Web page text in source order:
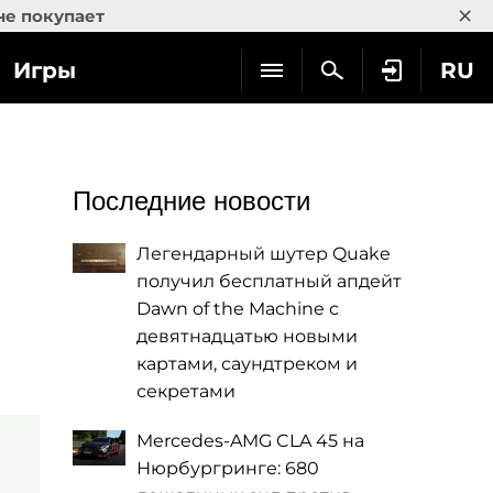
покупает ×
RU
Игры
Последние новости
Легендарный шутер Quake
получил бесплатный апдейт
Dawn of the Machine с
девятнадцатью новыми
картами, саундтреком и
секретами
Mercedes-AMG CLA 45 на
Нюрбургринге: 680